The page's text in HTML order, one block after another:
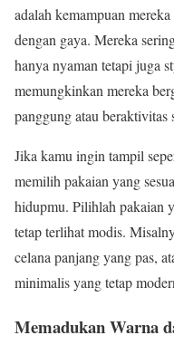
adalah kemampuan
dengan gaya. Mereka
hanya nyaman tetapi juga
memungkinkan mereka
panggung atau beraktivitas
Jika kamu ingin tampil
memilih pakaian yang
hidupmu. Pilihlah pakaian
tetap terlihat modis.
celana panjang yang pas,
minimalis yang tetap
Memadukan Warna